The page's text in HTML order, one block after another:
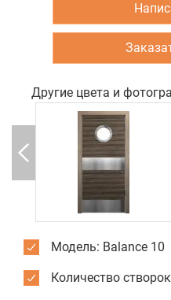
Другие цвета и
Модель: Balance 10
Количество